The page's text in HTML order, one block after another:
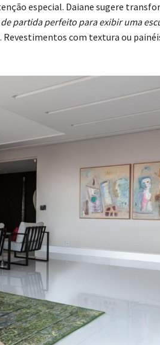
especial. Daiane sugere
partida perfeito para exibir uma
Revestimentos com textura ou